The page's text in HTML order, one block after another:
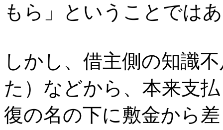
もら」ということでは
しかし、借主側の知識
た）などから、本来支
復の名の下に敷金から